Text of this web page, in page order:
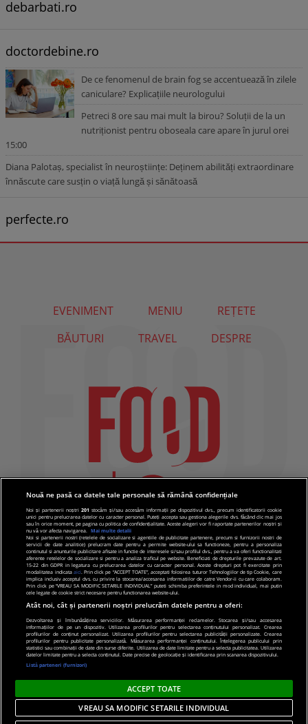
debarbati.ro
doctordebine.ro
De ce fenomenul de brain fog se accentuează în zilele
caniculare? Explicațiile neurologului
Petreci 8 ore sau mai mult la birou? Soluții de la un
nutriționist pentru oboseala care apare în jurul orei
15:00
Diana Palotaș, specialist în neuroștiințe: Deținem abilități extraordinare
înnăscute care susțin o viață lungă și sănătoasă
perfecte.ro
EVENIMENT MENIU
REȚETE
BĂUTURI
TRAVEL DESPRE
© 2019 PRO TV S.R.L |Politica de Cookie|Politica
de confidentialitate
Nouă ne pasă ca datele tale personale să rămână confidențiale
Noi și partenerii noștri201 stocăm și/sau accesăm informații pe dispozitivul dvs., precum identificatorii cookie
unici pentru prelucrarea datelor cu caracter personal. Puteți accepta sau gestiona alegerile dvs. făcând clic mai jos
sau în orice moment, pe pagina cu politica de confidențialitate. Aceste alegeri vor fi raportate partenerilor noștri și
nu vă vor afecta navigarea.
Mai multe detalii
Noi si partenerii nostri (retelele de socializare si agentiile de publicitate partenere, precum si furnizorii nostri de
servicii de date analitice) prelucram date pentru a permite website-ului sa functioneze, pentru a personaliza
continutul si anunturile publicitare afisate in functie de interesele si/sau profilul dvs., pentru a va oferi functionalitati
aferente retelelor de socializare si pentru a analiza traficul pe website. Beneficiati de drepturile prevazute de art.
15-22 din GDPR in legatura cu prelucrarea datelor cu caracter personal. Aceste drepturi pot fi exercitate prin
modalitatea indicata aici. Prin click pe “ACCEPT TOATE”, acceptati folosirea tuturor Tehnologiilor de tip Cookie, care
implica inclusiv acceptul dvs. cu privire la stocarea/accesarea informatiilor de catre Vendor-ii cu care colaboram.
Prin click pe “VREAU SA MODIFIC SETARILE INDIVIDUAL” puteti schimba preferintele in mod individual, mai putin
cele legate de cookie strict necesare pentru functionarea website-ului.
Atât noi, cât și partenerii noștri prelucrăm datele pentru a oferi:
Dezvoltarea și îmbunătățirea serviciilor. Măsurarea performanței reclamelor. Stocarea și/sau accesarea
informațiilor de pe un dispozitiv. Utilizarea profilurilor pentru selectarea conținutului personalizat. Crearea
profilurilor de conținut personalizat. Utilizarea profilurilor pentru selectarea publicității personalizate. Crearea
profilurilor pentru publicitate personalizată. Măsurarea performanței conținutului. Înțelegerea publicului prin
statistici sau combinații de date din surse diferite. Utilizarea de date limitate pentru a selecta publicitatea. Utilizarea
datelor limitate pentru a selecta conținutul. Date precise de geolocație și identificarea prin scanarea dispozitivului.
Listă parteneri (furnizori)
ACCEPT TOATE
VREAU SA MODIFIC SETARILE INDIVIDUAL